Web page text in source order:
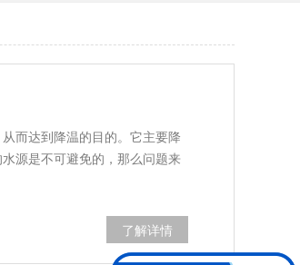
而达到降温的目的。它主要降
源是不可避免的，那么问题来
了解详情